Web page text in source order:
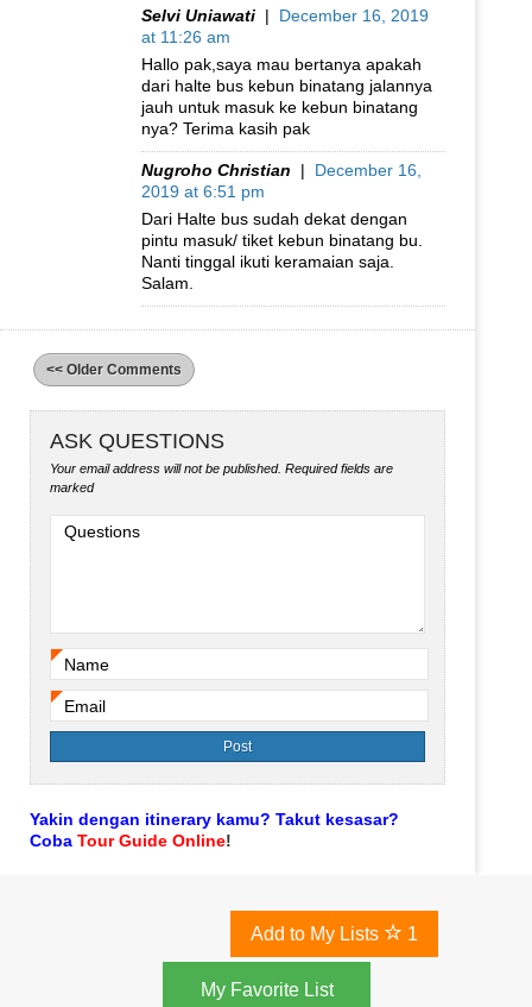
Selvi Uniawati | December 16, 2019
at 11:26 am
Hallo pak,saya mau bertanya apakah
dari halte bus kebun binatang jalannya
jauh untuk masuk ke kebun binatang
nya? Terima kasih pak
Nugroho Christian | December 16,
2019 at 6:51 pm
Dari Halte bus sudah dekat dengan
pintu masuk/ tiket kebun binatang bu.
Nanti tinggal ikuti keramaian saja.
Salam.
<< Older Comments
ASK QUESTIONS
Your email address will not be published. Required fields are
marked
Questions
Name
Email
Yakin dengan itinerary kamu? Takut kesasar?
Coba Tour Guide Online!
Add to My Lists 1